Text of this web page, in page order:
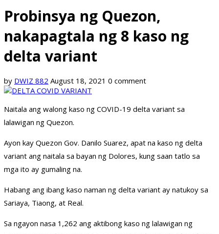
Probinsya ng Quezon,
nakapagtala ng 8 kaso ng
delta variant
by DWIZ 882 August 18, 2021 0 comment
Naitala ang walong kaso ng COVID-19 delta variant sa
lalawigan ng Quezon.
Ayon kay Quezon Gov. Danilo Suarez, apat na kaso ng delta
variant ang naitala sa bayan ng Dolores, kung saan tatlo sa
mga ito ay gumaling na.
Habang ang ibang kaso naman ng delta variant ay natukoy sa
Sariaya, Tiaong, at Real.
Sa ngayon nasa 1,262 ang aktibong kaso ng lalawigan ng